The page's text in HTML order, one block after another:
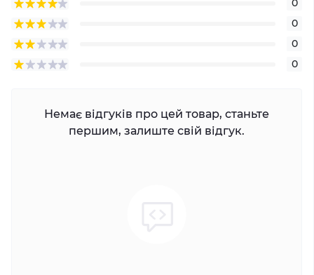
0
0
0
0
Немає відгуків про цей товар, станьте
першим, залиште свій відгук.